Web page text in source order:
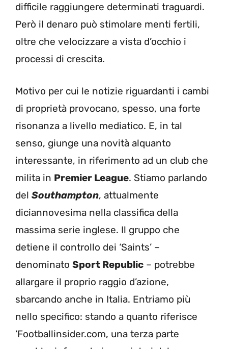
difficile raggiungere determinati traguardi.
Però il denaro può stimolare menti fertili,
oltre che velocizzare a vista d’occhio i
processi di crescita.
Motivo per cui le notizie riguardanti i cambi
di proprietà provocano, spesso, una forte
risonanza a livello mediatico. E, in tal
senso, giunge una novità alquanto
interessante, in riferimento ad un club che
milita in Premier League. Stiamo parlando
del Southampton, attualmente
diciannovesima nella classifica della
massima serie inglese. Il gruppo che
detiene il controllo dei ‘Saints’ –
denominato Sport Republic – potrebbe
allargare il proprio raggio d’azione,
sbarcando anche in Italia. Entriamo più
nello specifico: stando a quanto riferisce
‘Footballinsider.com, una terza parte